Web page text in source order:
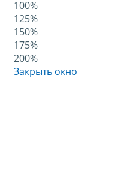
100%
125%
150%
175%
200%
Закрыть окно